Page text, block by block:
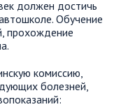
должен достичь
Обучение
прохождение
комиссию,
болезней,